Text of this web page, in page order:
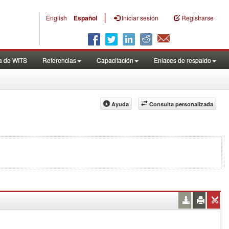
English Español | Iniciar sesión Registrarse
de WITS Referencias Capacitación Enlaces de respaldo
Consulta personalizada
Ayuda